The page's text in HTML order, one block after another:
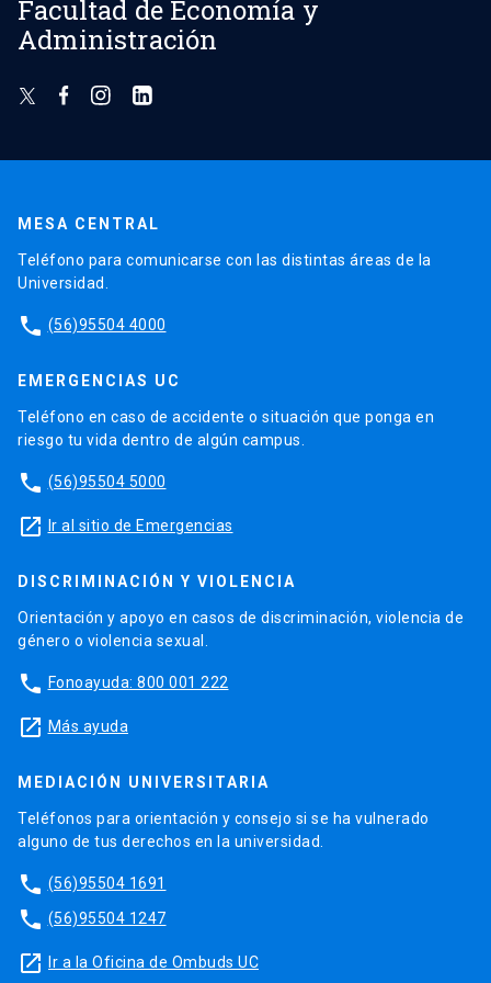
Facultad de Economía y
Administración
MESA CENTRAL
Teléfono para comunicarse con las distintas áreas de la
Universidad.
phone (56)95504 4000
EMERGENCIAS UC
Teléfono en caso de accidente o situación que ponga en
riesgo tu vida dentro de algún campus.
phone (56)95504 5000
launch Ir al sitio de Emergencias
DISCRIMINACIÓN Y VIOLENCIA
Orientación y apoyo en casos de discriminación, violencia de
género o violencia sexual.
phone Fonoayuda: 800 001 222
launch Más ayuda
MEDIACIÓN UNIVERSITARIA
Teléfonos para orientación y consejo si se ha vulnerado
alguno de tus derechos en la universidad.
phone (56)95504 1691
phone (56)95504 1247
launch Ir a la Oficina de Ombuds UC